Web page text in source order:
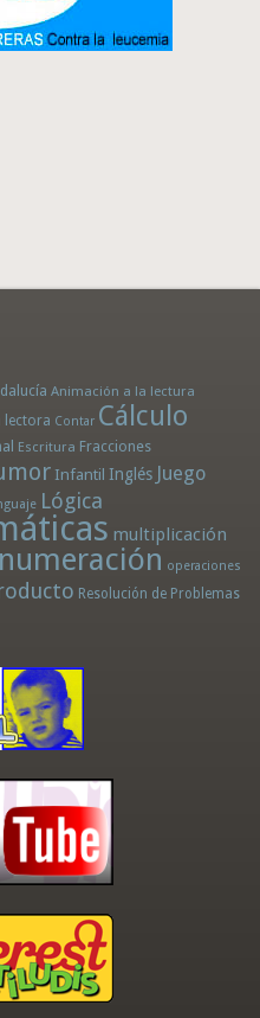
Animación a la lectura
lectora Contar Cálculo
Escritura Fracciones
Infantil Inglés Juego
Lógica
multiplicación
numeración operaciones
Resolución de Problemas